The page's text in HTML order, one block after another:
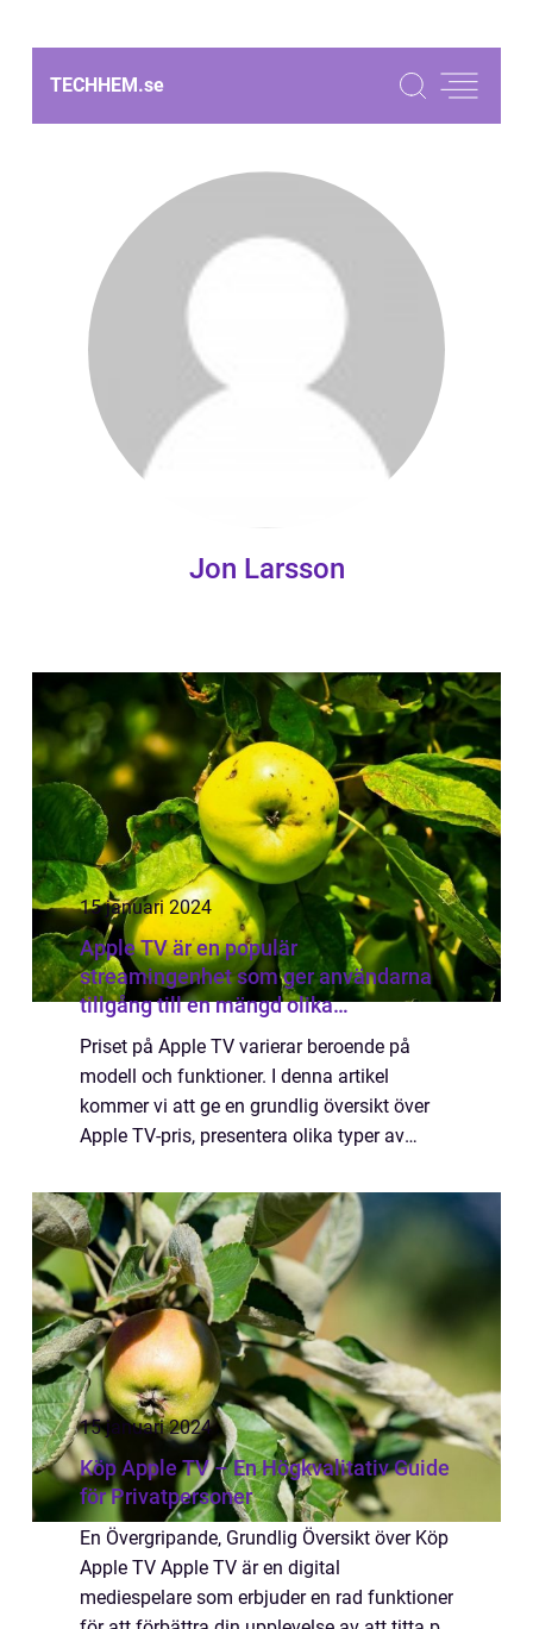
TECHHEM.se
Jon Larsson
15 januari 2024
Apple TV är en populär
streamingenhet som ger användarna
tillgång till en mängd olika
underhållningsalternativ såsom filmer,
TV-program, musik och appar
Priset på Apple TV varierar beroende på
modell och funktioner. I denna artikel
kommer vi att ge en grundlig översikt över
Apple TV-pris, presentera olika typer av
och utforska historiska fördelar och nackd...
15 januari 2024
Köp Apple TV – En Högkvalitativ Guide
för Privatpersoner
En Övergripande, Grundlig Översikt över Köp
Apple TV Apple TV är en digital
mediespelare som erbjuder en rad funktioner